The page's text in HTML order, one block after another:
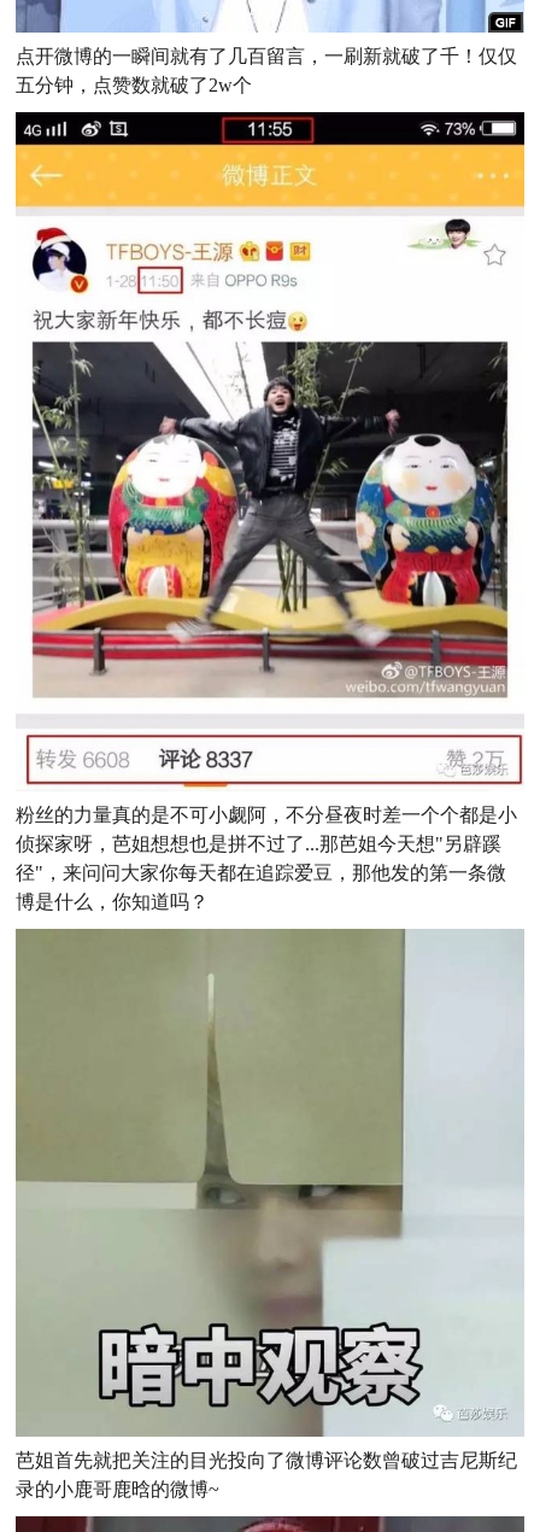
点开微博的一瞬间就有了几百留言，一刷新就破了千！仅仅
五分钟，点赞数就破了2w个
粉丝的力量真的是不可小觑阿，不分昼夜时差一个个都是小
侦探家呀，芭姐想想也是拼不过了...那芭姐今天想"另辟蹊
径"，来问问大家你每天都在追踪爱豆，那他发的第一条微
博是什么，你知道吗？
芭姐首先就把关注的目光投向了微博评论数曾破过吉尼斯纪
录的小鹿哥鹿晗的微博~